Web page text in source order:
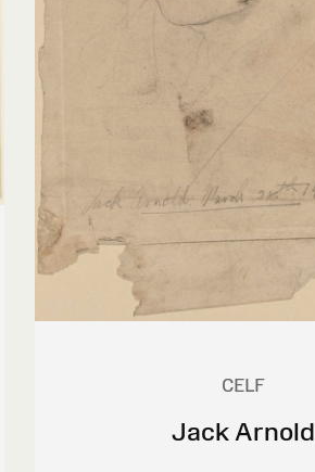
CELF
Jack Arnold